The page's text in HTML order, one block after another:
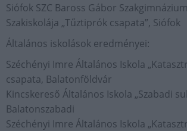
Siófok SZC Baross Gábor
Szakiskolája „Tűztiprók csapata”, Siófok
Általános iskolások eredményei:
Széchényi Imre Általános Iskola
csapata, Balatonföldvár
Kincskereső Általános Iskola „Szabadi
Balatonszabadi
Széchényi Imre Általános Iskola